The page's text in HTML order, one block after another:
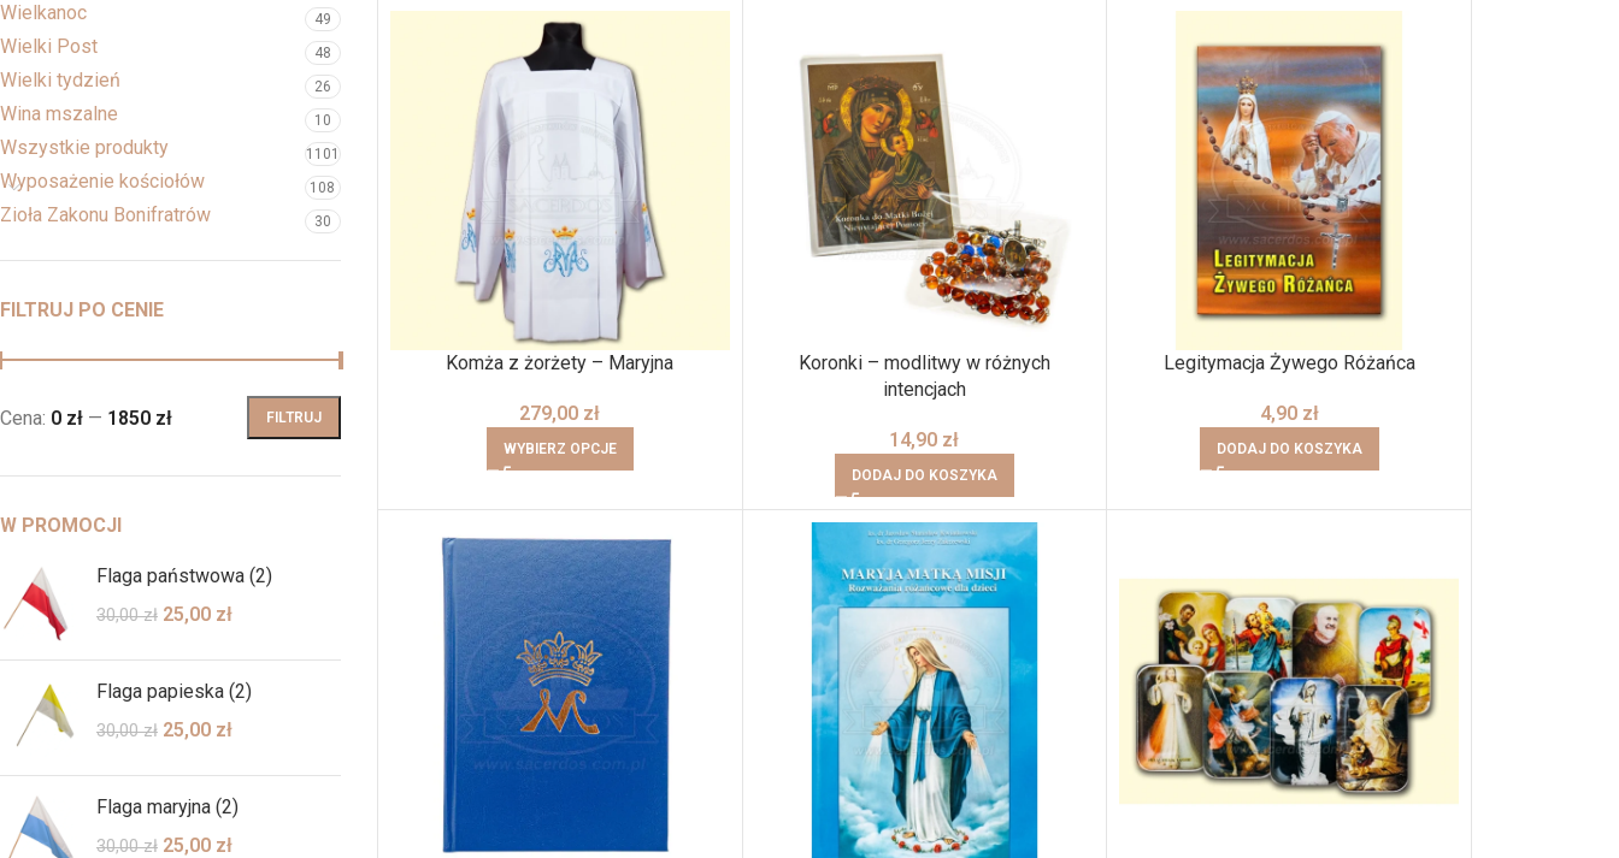
Wielkanoc 49
Wielki Post 48
Wielki tydzień 26
Wina mszalne 10
Wszystkie produkty 1101
Wyposażenie kościołów 108
Zioła Zakonu Bonifratrów 30
FILTRUJ PO CENIE
FILTRUJ
Cena: 0 zł — 1850 zł
W PROMOCJI
Flaga państwowa (2)
30,00zł 25,00 zł
Flaga papieska (2)
30,00zł 25,00 zł
Flaga maryjna (2)
30,00zł 25,00 zł
Komża z żorżety – Maryjna
279,00 zł
WYBIERZ OPCJE
Koronki – modlitwy w różnych
intencjach
14,90 zł
DODAJ DO KOSZYKA
Legitymacja Żywego Różańca
4,90 zł
DODAJ DO KOSZYKA